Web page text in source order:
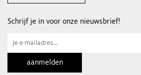
Schrijf je in voor onze nieuwsbrief!